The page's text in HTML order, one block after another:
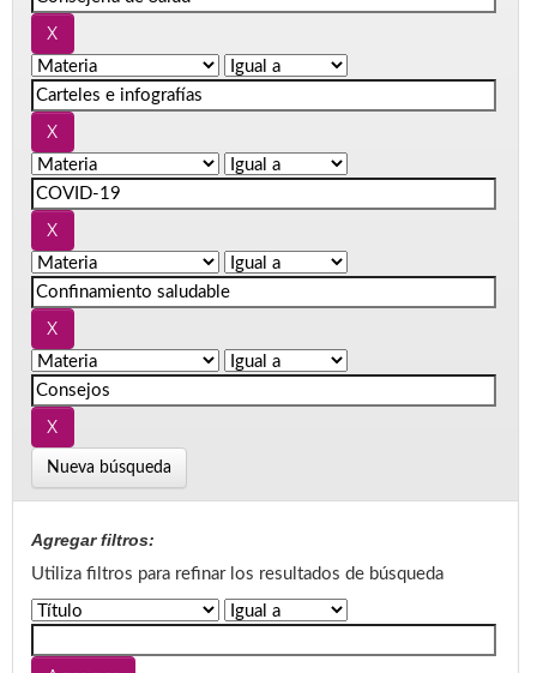
Nueva búsqueda
Agregar filtros:
Utiliza filtros para refinar los resultados de búsqueda